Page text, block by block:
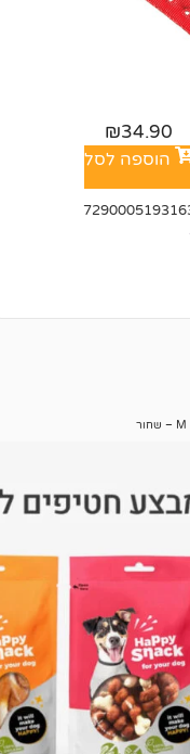
₪34.90
הוספה לסל